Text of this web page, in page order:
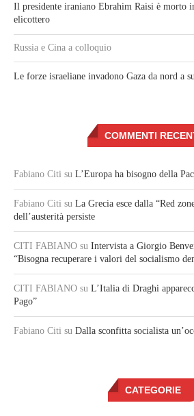
Il presidente iraniano Ebrahim Raisi è morto
elicottero
Russia e Cina a colloquio
Le forze israeliane invadono Gaza da nord a
COMMENTI
Fabiano Citi su L’Europa ha bisogno della
Fabiano Citi su La Grecia esce dalla “Red
dell’austerità persiste
CITI FABIANO su Intervista a Giorgio
“Bisogna recuperare i valori del socialismo
CITI FABIANO su L’Italia di Draghi
Pago”
Fabiano Citi su Dalla sconfitta socialista
CATEGORIE